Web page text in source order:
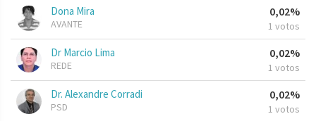
Dona Mira
AVANTE
0,02%
1 votos
Dr Marcio Lima
REDE
0,02%
1 votos
Dr. Alexandre Corradi
PSD
0,02%
1 votos